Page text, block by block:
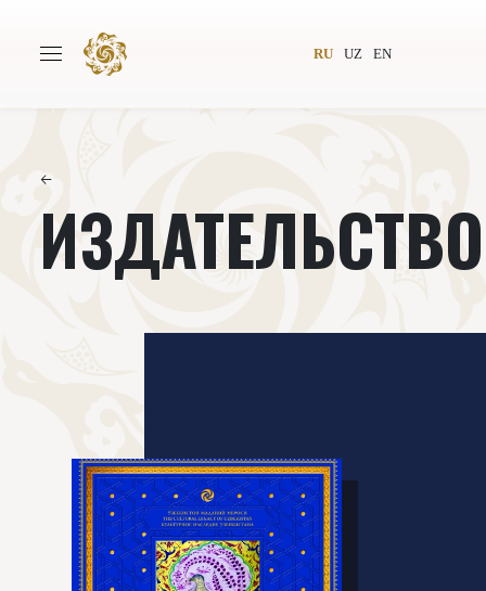
RU UZ EN
Авторы Всемирное общество
←
ИЗДАТЕЛЬСТВО